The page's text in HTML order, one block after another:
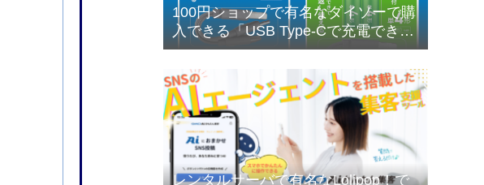
100円ショップで有名なダイソーで購
入できる「USB Type-Cで充電できる
乾電池型バッテリー」の購入検討に
ついて❣
レンタルサーバで有名なLolipop！で